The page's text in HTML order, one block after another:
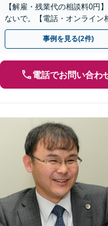
【解雇・残業代の相談料0円
ないで。【電話・オンライン
事例を見る(2件)
電話でお問い合わ